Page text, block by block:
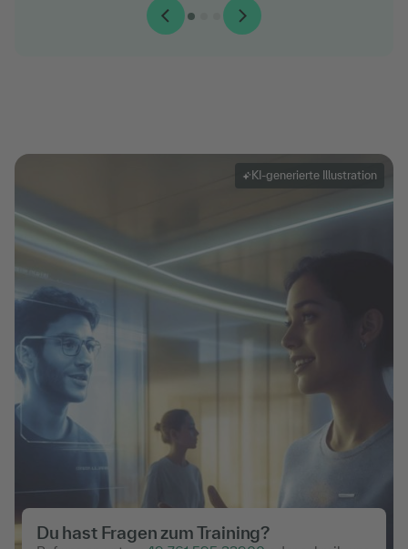
Du hast Fragen zum Training?
KI-generierte Illustration